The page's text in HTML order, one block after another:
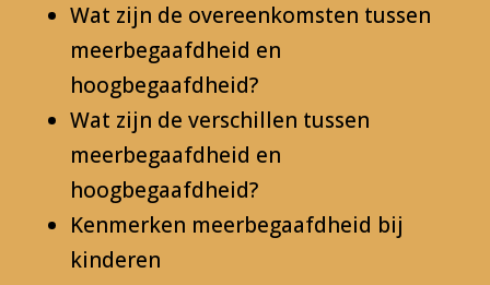
Wat zijn de overeenkomsten tussen
meerbegaafdheid en
hoogbegaafdheid?
Wat zijn de verschillen tussen
meerbegaafdheid en
hoogbegaafdheid?
Kenmerken meerbegaafdheid bij
kinderen